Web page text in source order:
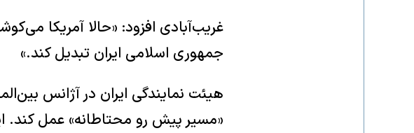
غریب‌آبادی افزود: «حالا آمریکا
جمهوری اسلامی ایران تبدیل کند.»
هیئت نمایندگی ایران در آژانس
«مسیر پیش رو محتاطانه» عمل کند.